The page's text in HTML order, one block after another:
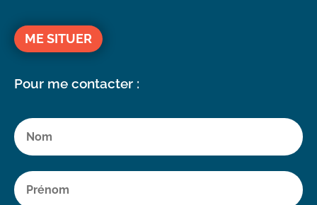
ME SITUER
Pour me contacter :